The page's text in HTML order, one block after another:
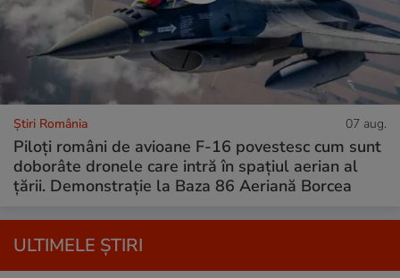
Știri România 07 aug.
Piloți români de avioane F-16 povestesc cum sunt
doborâte dronele care intră în spațiul aerian al
țării. Demonstrație la Baza 86 Aeriană Borcea
ULTIMELE ȘTIRI